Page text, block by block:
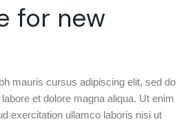
for new
mauris cursus adipiscing elit, sed do
et dolore magna aliqua. Ut enim
exercitation ullamco laboris nisi ut